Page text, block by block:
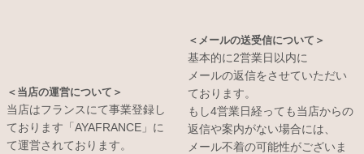
＜当店の運営について＞
当店はフランスにて事業登録し
ております「AYAFRANCE」に
て運営されております。
＜メールの送受信について＞
基本的に2営業日以内に
メールの返信をさせていただい
ております。
もし4営業日経っても当店からの
返信や案内がない場合には、
メール不着の可能性がございま